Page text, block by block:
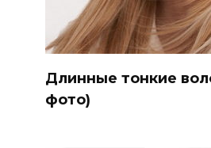
Длинные тонкие
фото)